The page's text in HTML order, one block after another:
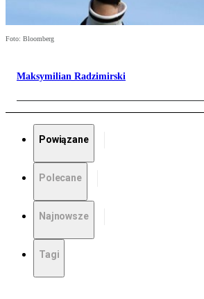
Foto: Bloomberg
Maksymilian Radzimirski
Powiązane
Polecane
Najnowsze
Tagi